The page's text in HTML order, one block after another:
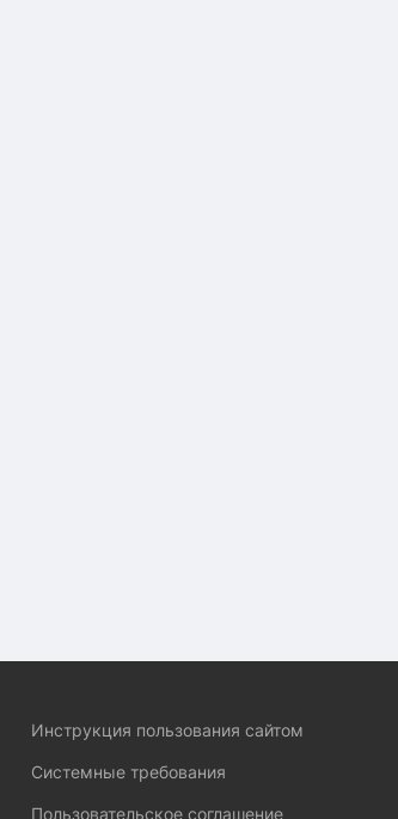
Инструкция пользования сайтом
Системные требования
Пользовательское соглашение